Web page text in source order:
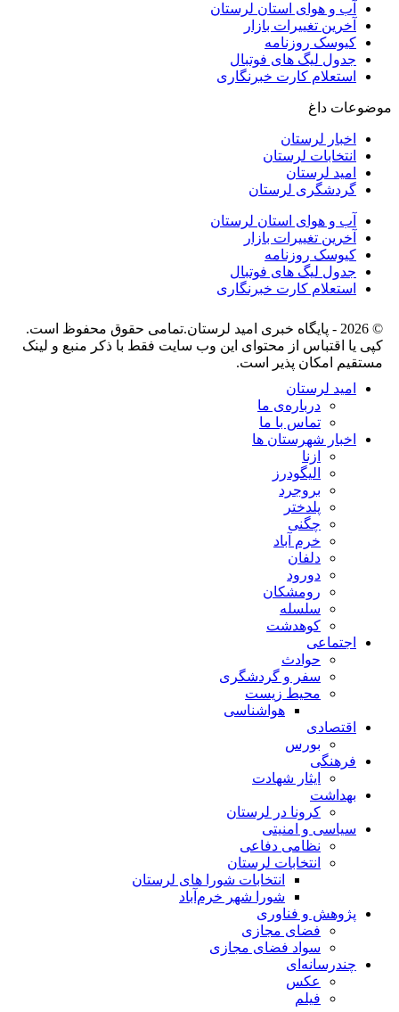
آب و هوای استان لرستان
آخرین تغییرات بازار
کیوسک روزنامه
جدول لیگ های فوتبال
استعلام کارت خبرنگاری
موضوعات داغ
اخبار لرستان
انتخابات لرستان
امید لرستان
گردشگری لرستان
آب و هوای استان لرستان
آخرین تغییرات بازار
کیوسک روزنامه
جدول لیگ های فوتبال
استعلام کارت خبرنگاری
© 2026 - پایگاه خبری اميد لرستان.تمامی حقوق محفوظ است.
کپی یا اقتباس از محتوای این وب سایت فقط با ذکر منبع و لینک
مستقیم امکان پذیر است.
امید لرستان
درباره‌ی ما
تماس با ما
اخبار شهرستان ها
ازنا
الیگودرز
بروجرد
پلدختر
چگنی
خرم آباد
دلفان
دورود
رومشکان
سلسله
کوهدشت
اجتماعی
حوادث
سفر و گردشگری
محیط زیست
هواشناسی
اقتصادی
بورس
فرهنگی
ایثار شهادت
بهداشت
کرونا در لرستان
سیاسی و امنیتی
نظامی دفاعی
انتخابات لرستان
انتخابات شورا های لرستان
شورا شهر خرم‌آباد
پژوهش و فناوری
فضای مجازی
سواد فضای مجازی
چندرسانه‌ای
عكس
فیلم